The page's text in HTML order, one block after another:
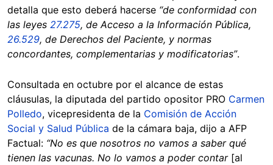
detalla que esto deberá hacerse “de conformidad con
las leyes 27.275, de Acceso a la Información Pública,
26.529, de Derechos del Paciente, y normas
concordantes, complementarias y modificatorias”.
Consultada en octubre por el alcance de estas
cláusulas, la diputada del partido opositor PRO Carmen
Polledo, vicepresidenta de la Comisión de Acción
Social y Salud Pública de la cámara baja, dijo a AFP
Factual: “No es que nosotros no vamos a saber qué
tienen las vacunas. No lo vamos a poder contar[al